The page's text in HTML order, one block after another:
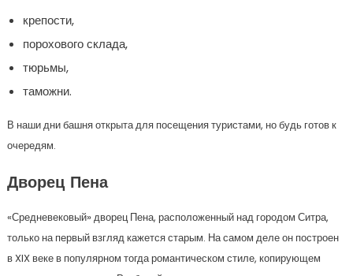
крепости,
порохового склада,
тюрьмы,
таможни.
В наши дни башня открыта для посещения туристами, но будь готов к
очередям.
Дворец Пена
«Средневековый» дворец Пена, расположенный над городом Ситра,
только на первый взгляд кажется старым. На самом деле он построен
в XIX веке в популярном тогда романтическом стиле, копирующем